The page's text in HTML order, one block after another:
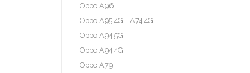
Oppo A96
Oppo A95 4G - A74 4G
Oppo A94 5G
Oppo A94 4G
Oppo A79